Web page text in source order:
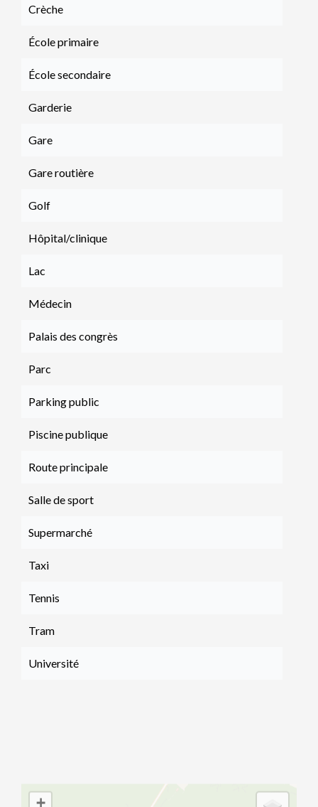
Crèche
École primaire
École secondaire
Garderie
Gare
Gare routière
Golf
Hôpital/clinique
Lac
Médecin
Palais des congrès
Parc
Parking public
Piscine publique
Route principale
Salle de sport
Supermarché
Taxi
Tennis
Tram
Université